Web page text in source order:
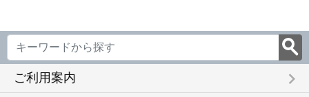
ご利用案内 keyboard_arrow_right